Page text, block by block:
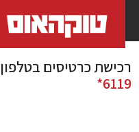
רכישת כרטיסים בטלפון
6119*